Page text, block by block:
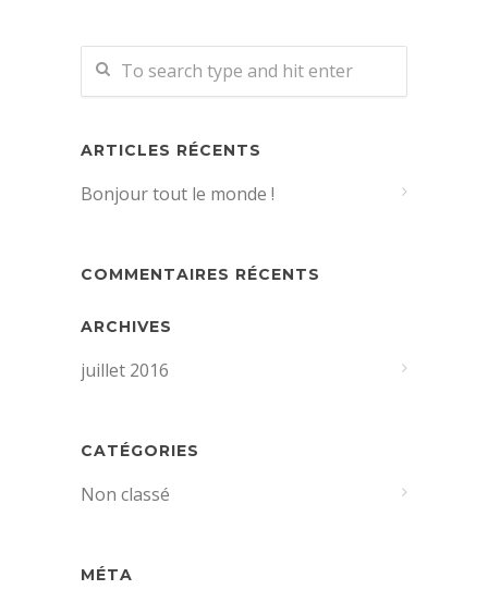
ARTICLES RÉCENTS
Bonjour tout le monde !
COMMENTAIRES RÉCENTS
ARCHIVES
juillet 2016
CATÉGORIES
Non classé
MÉTA